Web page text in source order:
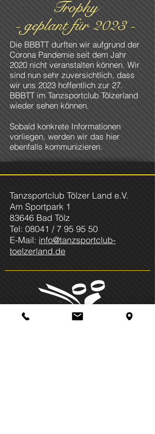
Trophy
- geplant für 2023 -
Die BBBTT durften wir aufgrund der
Corona Pandemie seit dem Jahr
2020 nicht veranstalten können. Wir
sind nun sehr zuversichtlich, dass
wir uns 2023 hoffentlich zur 27.
BBBTT im Tanzsportclub Tölzerland
wieder sehen können.
Sobald konkrete Informationen
vorliegen, werden wir das hier
ebenfalls kommunizieren.
Tanzsportclub Tölzer Land e.V.
Am Sportpark 1
83646 Bad Tölz
Tel: 08041 / 7 95 95 50
E-Mail: info@tanzsportclub-
toelzerland.de